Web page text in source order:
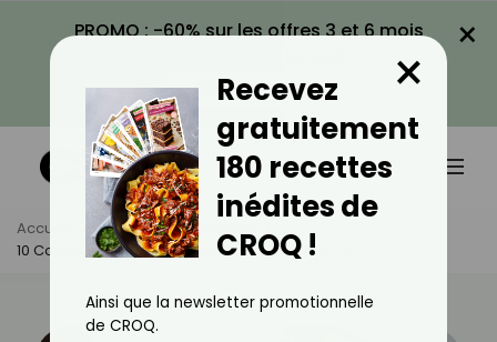
PROMO : -60% sur les offres 3 et 6 mois
VOIR LA PROMO
×
Accueil Actus
Psychologie
10 Conseils Pour Une Image De Soi Plus Positive
Recevez
gratuitement
180 recettes
inédites de
CROQ !
×
Ainsi que la newsletter promotionnelle
de CROQ.